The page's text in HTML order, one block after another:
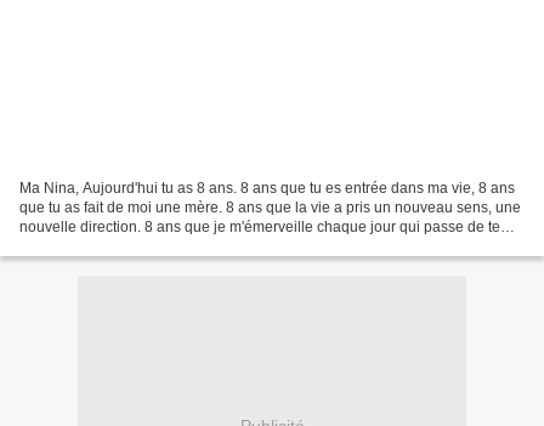
Ma Nina, Aujourd'hui tu as 8 ans. 8 ans que tu es entrée dans ma vie, 8 ans
que tu as fait de moi une mère. 8 ans que la vie a pris un nouveau sens, une
nouvelle direction. 8 ans que je m'émerveille chaque jour qui passe de te